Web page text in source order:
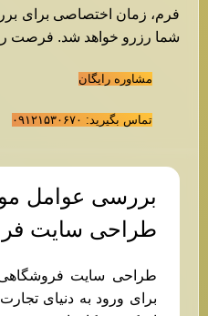
فرم، زمان اختصاصی برای
شما رزرو خواهد شد. فرصت
مشاوره رایگان
تماس بگیرید: ۰۹۱۲۱۵۳۰۶۷۰
بررسی عوامل
طراحی سایت
طراحی سایت فروشگاهی
برای ورود به دنیای